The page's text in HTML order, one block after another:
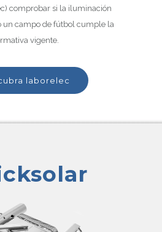
comprobar si la iluminación
un campo de fútbol cumple la
vigente.
laborelec